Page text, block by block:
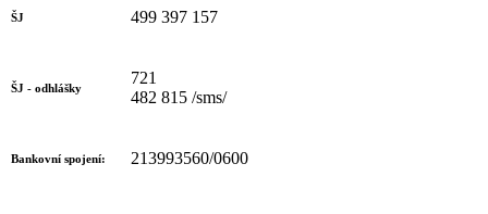
ŠJ 499 397 157
ŠJ - odhlášky
721
482 815 /sms/
Bankovní spojení: 213993560/0600